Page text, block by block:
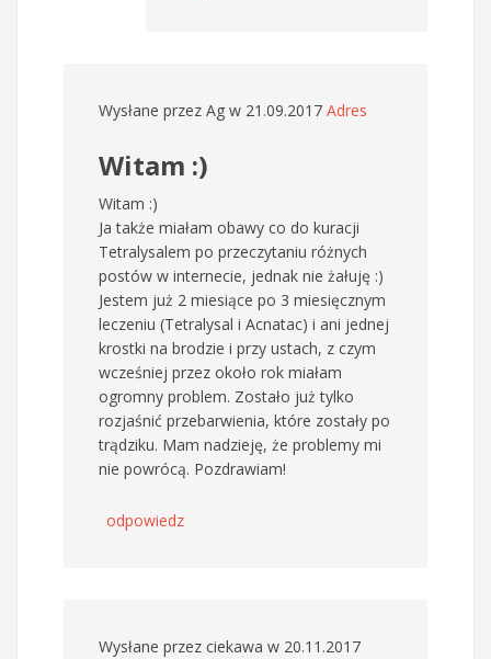
Wysłane przez Ag w 21.09.2017 Adres
Witam :)
Witam :)
Ja także miałam obawy co do kuracji
Tetralysalem po przeczytaniu różnych
postów w internecie, jednak nie żałuję :)
Jestem już 2 miesiące po 3 miesięcznym
leczeniu (Tetralysal i Acnatac) i ani jednej
krostki na brodzie i przy ustach, z czym
wcześniej przez około rok miałam
ogromny problem. Zostało już tylko
rozjaśnić przebarwienia, które zostały po
trądziku. Mam nadzieję, że problemy mi
nie powrócą. Pozdrawiam!
odpowiedz
Wysłane przez ciekawa w 20.11.2017